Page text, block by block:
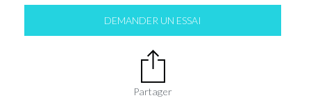
DEMANDER UN ESSAI
Partager